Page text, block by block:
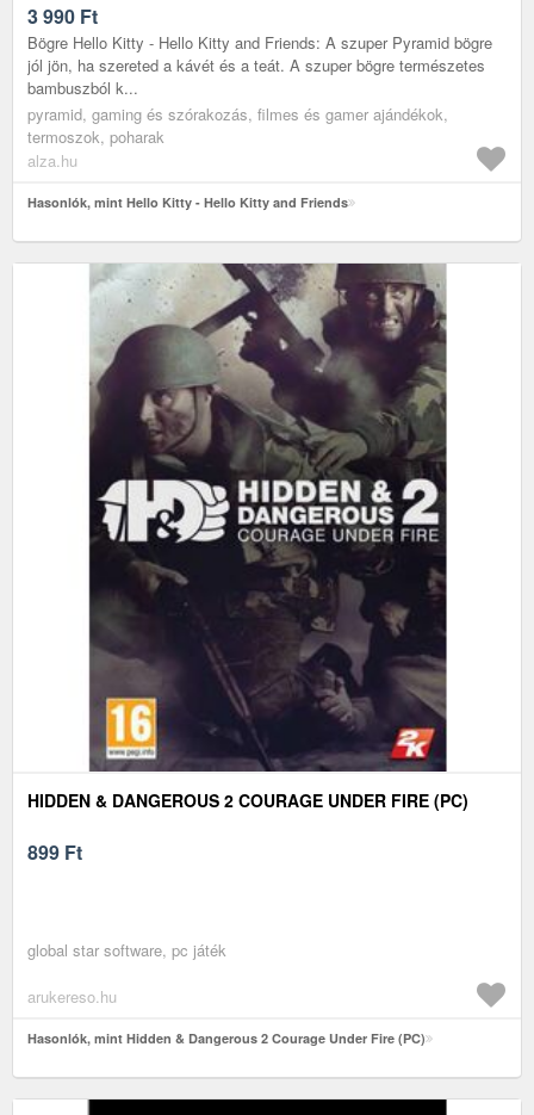
3 990 Ft
Bögre Hello Kitty - Hello Kitty and Friends: A szuper Pyramid bögre
jól jön, ha szereted a kávét és a teát. A szuper bögre természetes
bambuszból k...
pyramid, gaming és szórakozás, filmes és gamer ajándékok,
termoszok, poharak
alza.hu
Hasonlók, mint Hello Kitty - Hello Kitty and Friends
HIDDEN & DANGEROUS 2 COURAGE UNDER FIRE (PC)
899 Ft
global star software, pc játék
arukereso.hu
Hasonlók, mint Hidden & Dangerous 2 Courage Under Fire (PC)